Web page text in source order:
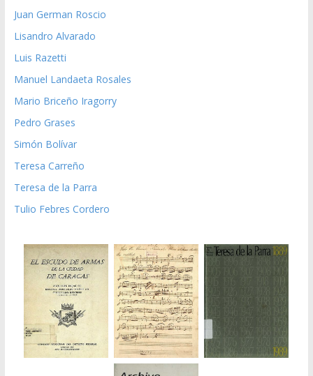
Juan German Roscio
Lisandro Alvarado
Luis Razetti
Manuel Landaeta Rosales
Mario Briceño Iragorry
Pedro Grases
Simón Bolívar
Teresa Carreño
Teresa de la Parra
Tulio Febres Cordero